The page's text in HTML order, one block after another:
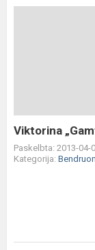
Viktorina
Paskelbta: 2013-04-
Kategorija: